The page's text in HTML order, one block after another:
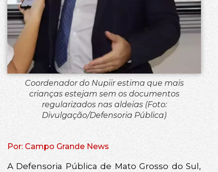
Coordenador do Nupiir estima que mais
crianças estejam sem os documentos
regularizados nas aldeias (Foto:
Divulgação/Defensoria Pública)
Por: Campo Grande News
A Defensoria Pública de Mato Grosso do Sul,